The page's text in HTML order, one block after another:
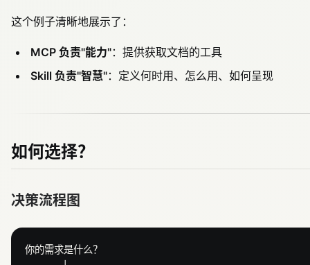
这个例子清晰地展示了：
MCP 负责"能力"：提供获取文档的工具
Skill 负责"智慧"：定义何时用、怎么用、如何呈现
如何选择？
决策流程图
你的需求是什么？